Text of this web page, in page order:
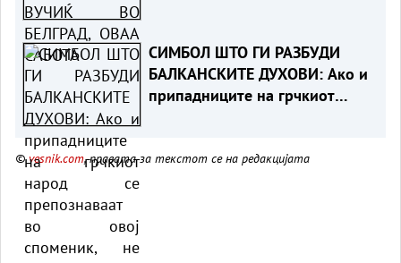
СИМБОЛ ШТО ГИ РАЗБУДИ
БАЛКАНСКИТЕ ДУХОВИ: Ако и
припадниците на грчкиот
никаква пречка во тоа
©vesnik.com, правата за текстот се на редакцијата